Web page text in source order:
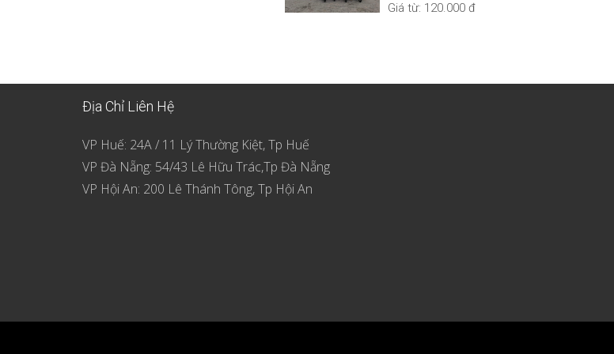
Giá từ: 120.000 đ
Địa Chỉ Liên Hệ
VP Huế: 24A / 11 Lý Thường Kiệt, Tp Huế
VP Đà Nẵng: 54/43 Lê Hữu Trác,Tp Đà Nẵng
VP Hội An: 200 Lê Thánh Tông, Tp Hội An